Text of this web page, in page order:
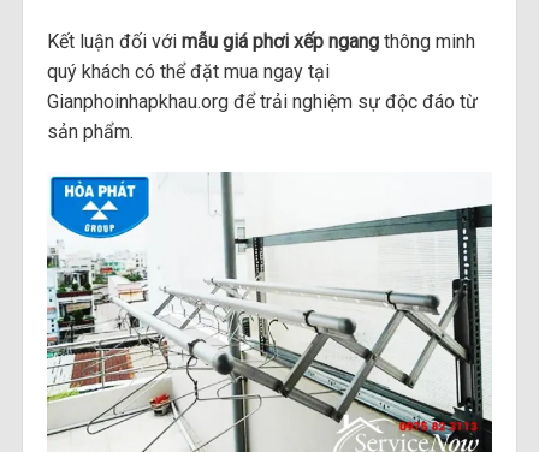
Kết luận đối với mẫu giá phơi xếp ngangthông minh
quý khách có thể đặt mua ngay tại
Gianphoinhapkhau.org để trải nghiệm sự độc đáo từ
sản phẩm.